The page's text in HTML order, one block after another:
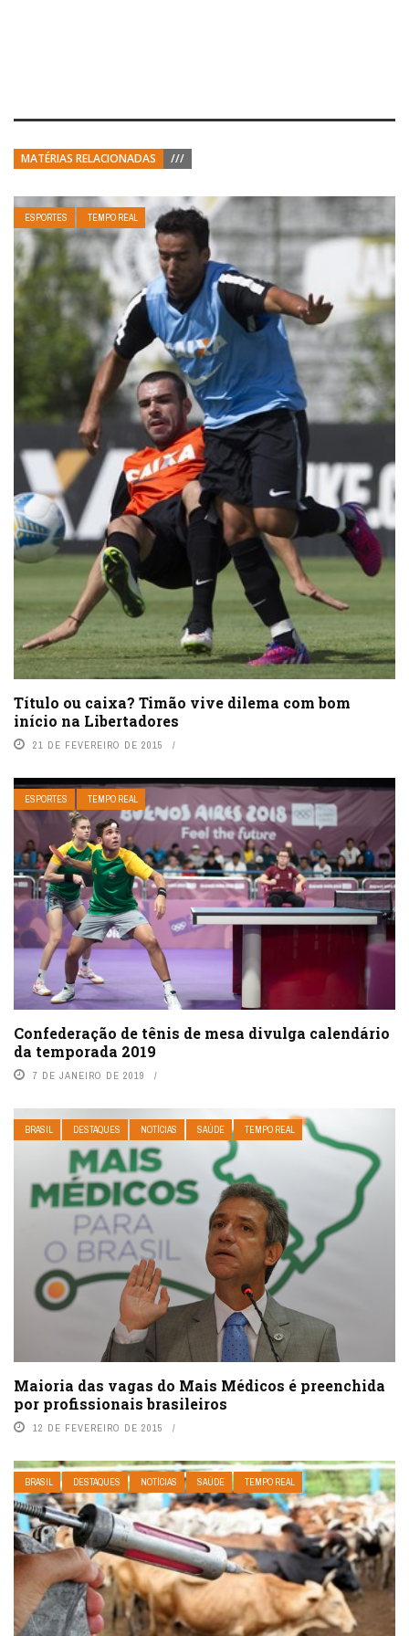
MATÉRIAS RELACIONADAS ///
ESPORTES TEMPO REAL
Título ou caixa? Timão vive dilema com bom
início na Libertadores
21 DE FEVEREIRO DE 2015
ESPORTES TEMPO REAL
Confederação de tênis de mesa divulga calendário
da temporada 2019
7 DE JANEIRO DE 2019
BRASIL DESTAQUES NOTÍCIAS SAÚDE TEMPO REAL
Maioria das vagas do Mais Médicos é preenchida
por profissionais brasileiros
12 DE FEVEREIRO DE 2015
BRASIL DESTAQUES NOTÍCIAS SAÚDE TEMPO REAL